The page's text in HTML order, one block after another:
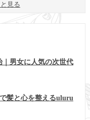
見る
男女に人気の次世代
髪と心を整えるuluru